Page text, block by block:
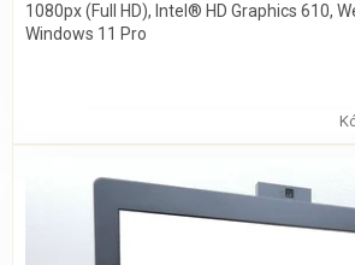
1080px (Full HD), Intel® HD Graphics 610,
Windows 11 Pro